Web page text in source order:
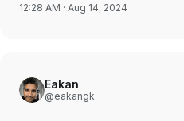
12:28 AM · Aug 14, 2024
Eakan
@eakangk